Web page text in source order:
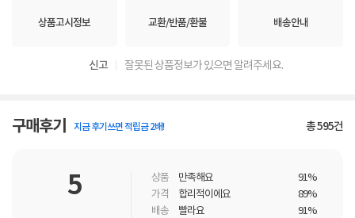
상품고시정보 교환/반품/환불 배송안내
신고 잘못된 상품정보가 있으면 알려주세요.
구매후기 지금 후기쓰면 적립금 2배! 총595건
5 상품 만족해요
91%
가격
합리적이에요
89%
배송
빨라요 91%